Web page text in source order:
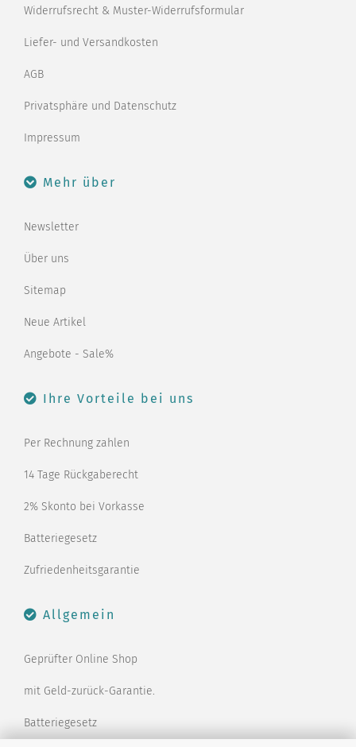
Widerrufsrecht & Muster-Widerrufsformular
Liefer- und Versandkosten
AGB
Privatsphäre und Datenschutz
Impressum
Mehr über
Newsletter
Über uns
Sitemap
Neue Artikel
Angebote - Sale%
Ihre Vorteile bei uns
Per Rechnung zahlen
14 Tage Rückgaberecht
2% Skonto bei Vorkasse
Batteriegesetz
Zufriedenheitsgarantie
Allgemein
Geprüfter Online Shop
mit Geld-zurück-Garantie.
Batteriegesetz